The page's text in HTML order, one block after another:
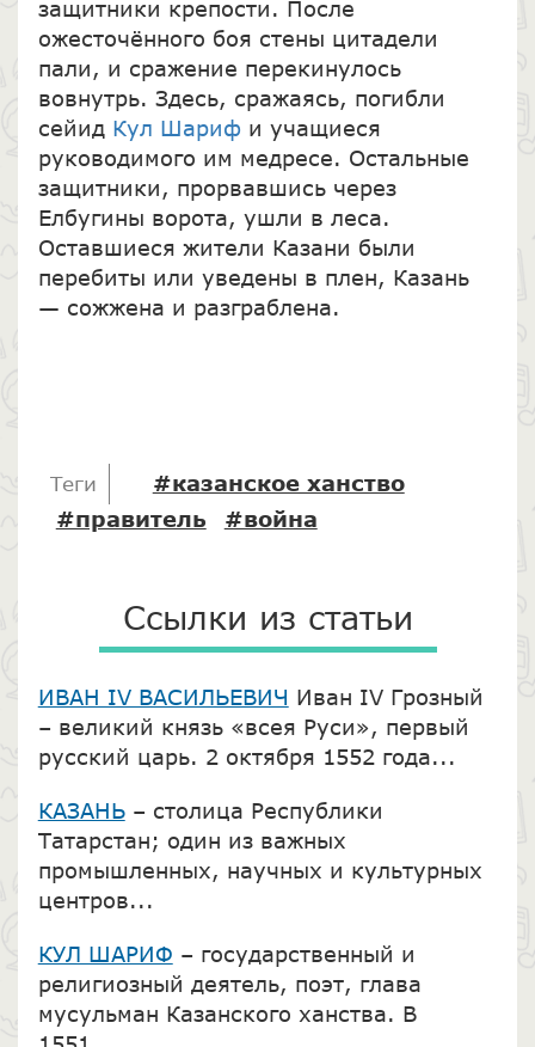
защитники крепости. После
ожесточённого боя стены цитадели
пали, и сражение перекинулось
вовнутрь. Здесь, сражаясь, погибли
сейид Кул Шарифи учащиеся
руководимого им медресе. Остальные
защитники, прорвавшись через
Елбугины ворота, ушли в леса.
Оставшиеся жители Казани были
перебиты или уведены в плен, Казань
— сожжена и разграблена.
Теги
#казанское ханство
#правитель
#война
Ссылки из статьи
ИВАН IV ВАСИЛЬЕВИЧ Иван IV Грозный
– великий князь «всея Руси», первый
русский царь. 2 октября 1552 года...
КАЗАНЬ – столица Республики
Татарстан; один из важных
промышленных, научных и культурных
центров...
КУЛ ШАРИФ – государственный и
религиозный деятель, поэт, глава
мусульман Казанского ханства. В